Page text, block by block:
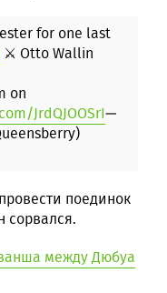
for one last
⚔️ Otto Wallin
on
JrdQJOOSrI—
поединок
сорвался.
между Дюбуа